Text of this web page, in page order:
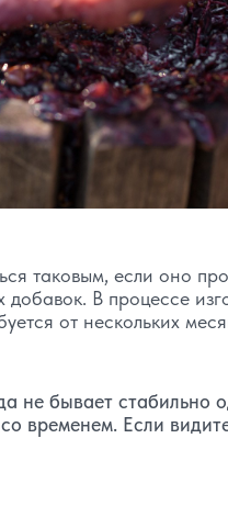
таковым, если оно
В процессе
от нескольких
не бывает стабильно
временем. Если